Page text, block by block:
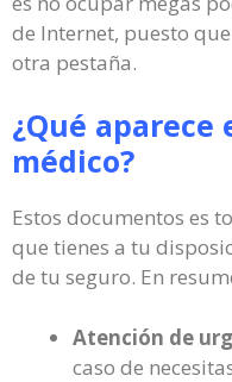
de Internet, puesto
otra pestaña.
¿Qué aparece
médico?
Estos documentos es
que tienes a tu
de tu seguro. En
Atención de
caso de